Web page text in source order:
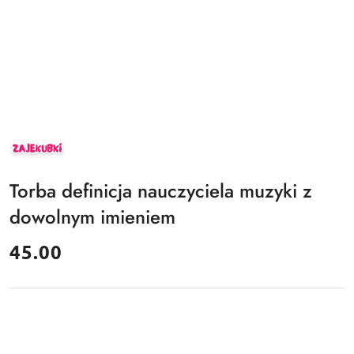
ZAJEKUBKI
Torba definicja nauczyciela muzyki z
dowolnym imieniem
cena:
45.00